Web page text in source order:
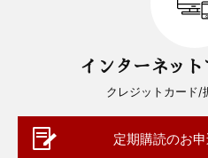
インターネッ
クレジットカード/
定期購読のお